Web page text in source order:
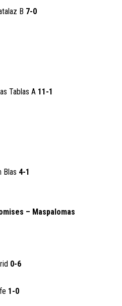
B 7-0
Tablas A 11-1
Blas 4-1
– Maspalomas
0-6
1-0